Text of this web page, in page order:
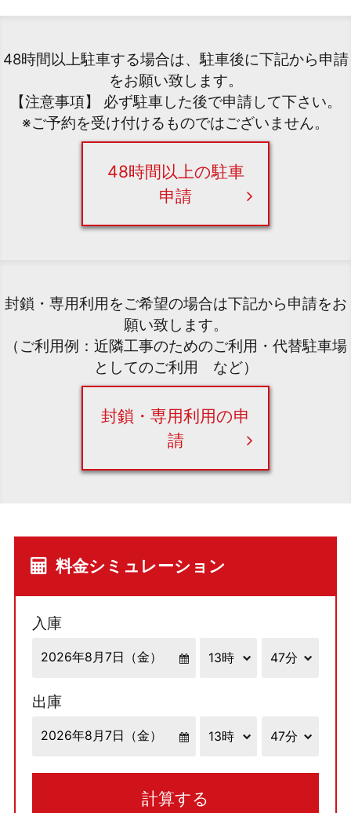
48時間以上駐車する場合は、駐車後に下記から申請
をお願い致します。
【注意事項】 必ず駐車した後で申請して下さい。
※ご予約を受け付けるものではございません。
48時間以上の駐車
申請
封鎖・専用利用をご希望の場合は下記から申請をお
願い致します。
（ご利用例：近隣工事のためのご利用・代替駐車場
としてのご利用 など）
封鎖・専用利用の申
請
料金シミュレーション
入庫
出庫
計算する